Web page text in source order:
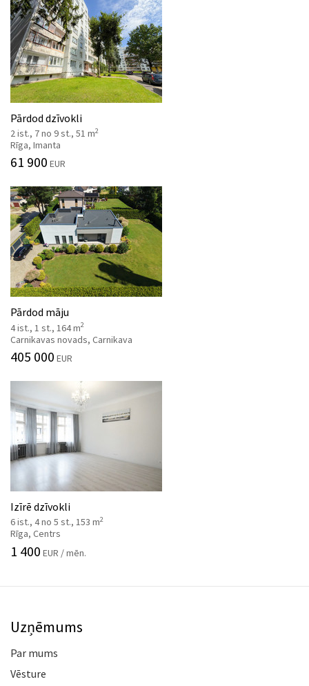
Pārdod dzīvokli
2 ist., 7 no 9 st., 51 m2
Rīga, Imanta
61 900 EUR
Pārdod māju
4 ist., 1 st., 164 m2
Carnikavas novads, Carnikava
405 000 EUR
Izīrē dzīvokli
6 ist., 4 no 5 st., 153 m2
Rīga, Centrs
1 400 EUR / mēn.
Uzņēmums
Par mums
Vēsture